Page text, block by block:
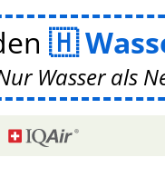
Wasser als